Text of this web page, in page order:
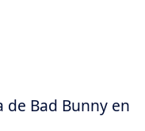
Bad Bunny en